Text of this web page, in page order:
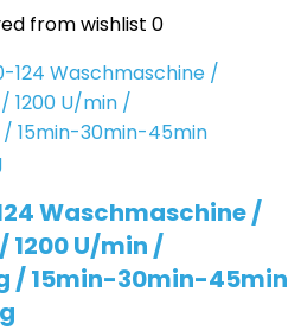
from wishlist 0
Waschmaschine /
1200 U/min /
/ 15min-30min-45min